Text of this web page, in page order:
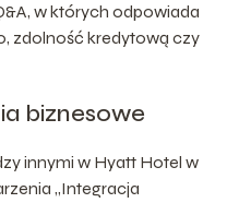
w których odpowiada
zdolność kredytową czy
biznesowe
innymi w Hyatt Hotel w
„Integracja